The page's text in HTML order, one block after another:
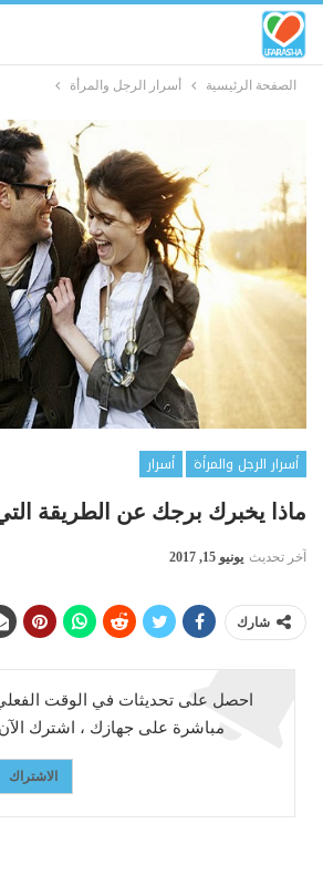
الصفحة الرئيسية أسرار الرجل والمرأة
أسرار الرجل والمرأة
أسرار
ماذا يخبرك برجك عن الطريقة
آخر تحديث يونيو 15, 2017
شارك
احصل على تحديثات في الوقت
مباشرة على جهازك ، اشترك
الاشتراك